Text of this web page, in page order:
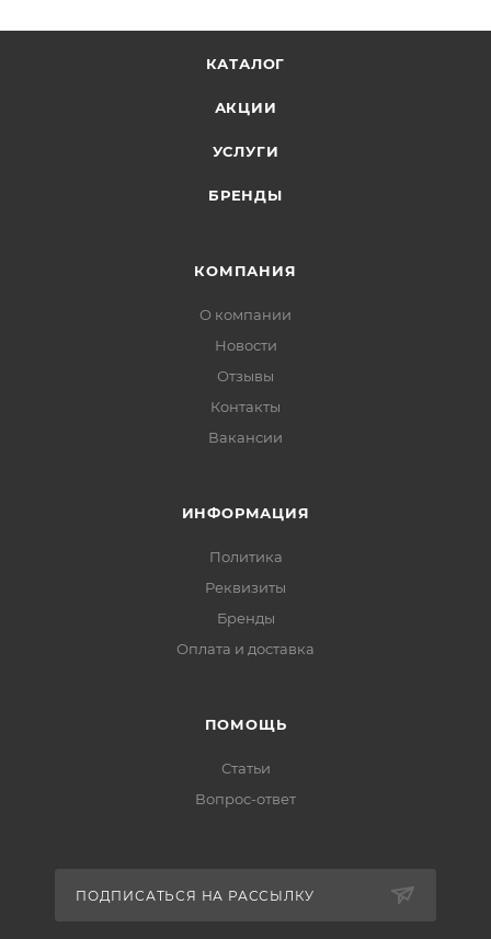
КАТАЛОГ
АКЦИИ
УСЛУГИ
БРЕНДЫ
КОМПАНИЯ
О компании
Новости
Отзывы
Контакты
Вакансии
ИНФОРМАЦИЯ
Политика
Реквизиты
Бренды
Оплата и доставка
ПОМОЩЬ
Статьи
Вопрос-ответ
ПОДПИСАТЬСЯ НА РАССЫЛКУ